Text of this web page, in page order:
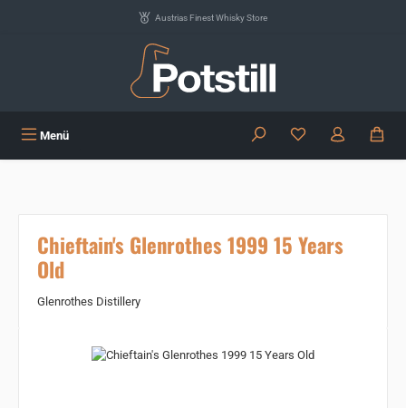
Austrias Finest Whisky Store
Menü Du hast 0
Chieftain's Glenrothes 1999 15 Years
Old
Glenrothes Distillery
Bildergalerie überspringen